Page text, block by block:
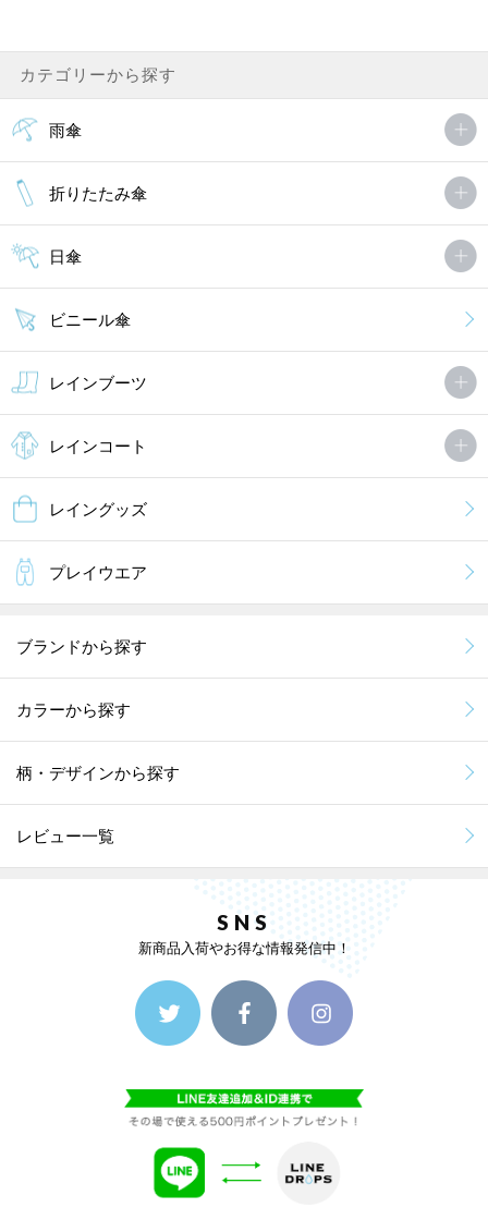
カテゴリーから探す
雨傘
折りたたみ傘
日傘
ビニール傘
レインブーツ
レインコート
レイングッズ
プレイウエア
ブランドから探す
カラーから探す
柄・デザインから探す
レビュー一覧
SNS
新商品入荷やお得な情報発信中！